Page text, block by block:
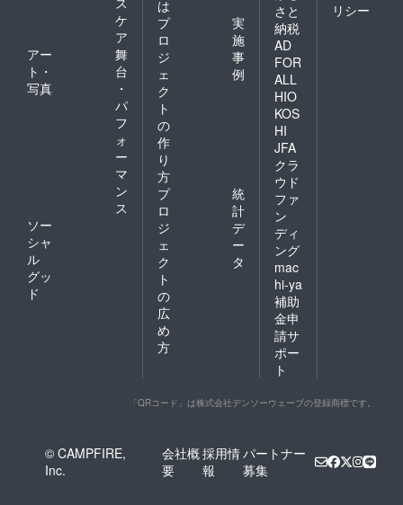
ケ
ア
アー
ト・
写真
舞
台
・
パ
フ
ォ
ー
マ
ン
ス
ソー
シャ
ル
グッ
ド
は
プ
ロ
ジ
ェ
ク
ト
の
作
り
方
実
施
事
例
プ
ロ
ジ
ェ
ク
ト
の
広
め
方
統
計
デ
ー
タ
さと
納税
AD
FOR
ALL
HIO
KOS
HI
JFA
クラ
ウド
ファ
ン
ディ
ング
mac
hi-ya
補助
金申
請サ
ポー
ト
リシー
「QRコード」は株式会社デンソーウェーブの登録商標です。
© CAMPFIRE,
Inc.
会社概
要
採用情
報
パートナー
募集